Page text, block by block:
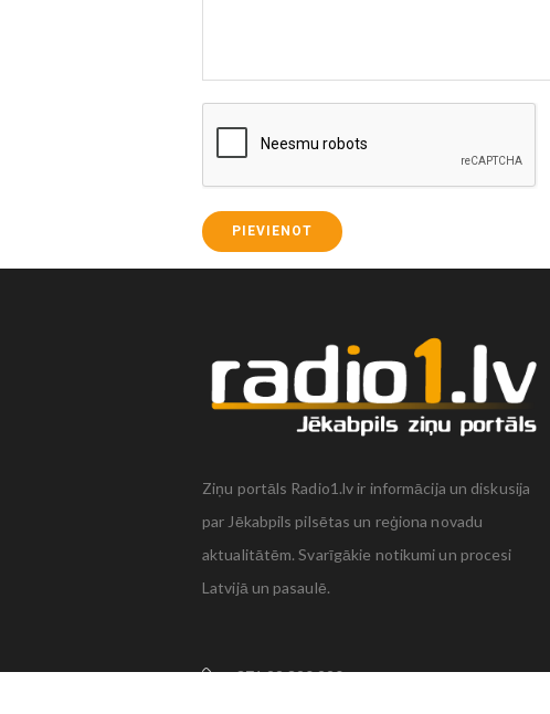
PIEVIENOT
Ziņu portāls Radio1.lv ir informācija un diskusija
par Jēkabpils pilsētas un reģiona novadu
aktualitātēm. Svarīgākie notikumi un procesi
Latvijā un pasaulē.
+371 22 320 220